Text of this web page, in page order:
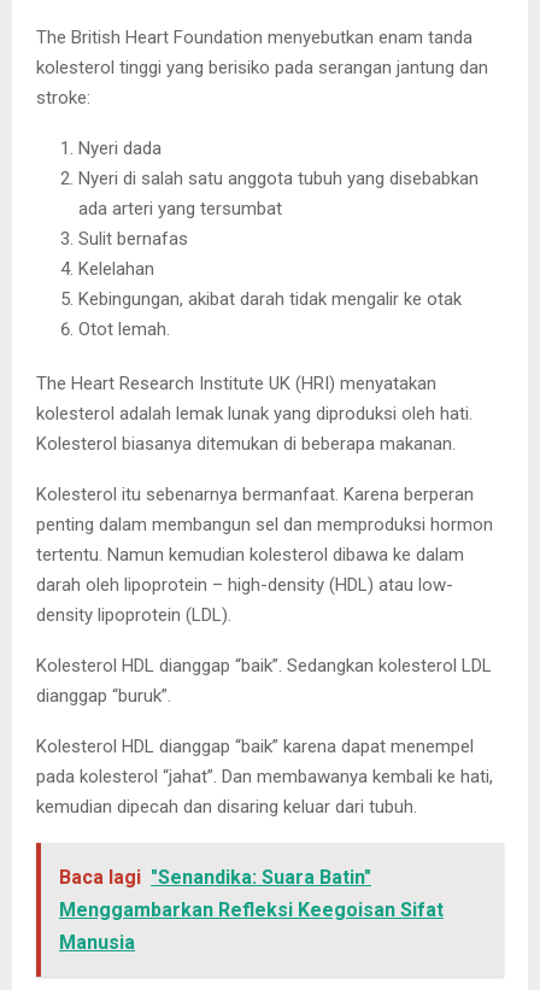
The British Heart Foundation menyebutkan enam tanda
kolesterol tinggi yang berisiko pada serangan jantung dan
stroke:
Nyeri dada
Nyeri di salah satu anggota tubuh yang disebabkan
ada arteri yang tersumbat
Sulit bernafas
Kelelahan
Kebingungan, akibat darah tidak mengalir ke otak
Otot lemah.
The Heart Research Institute UK (HRI) menyatakan
kolesterol adalah lemak lunak yang diproduksi oleh hati.
Kolesterol biasanya ditemukan di beberapa makanan.
Kolesterol itu sebenarnya bermanfaat. Karena berperan
penting dalam membangun sel dan memproduksi hormon
tertentu. Namun kemudian kolesterol dibawa ke dalam
darah oleh lipoprotein – high-density (HDL) atau low-
density lipoprotein (LDL).
Kolesterol HDL dianggap “baik”. Sedangkan kolesterol LDL
dianggap “buruk”.
Kolesterol HDL dianggap “baik” karena dapat menempel
pada kolesterol “jahat”. Dan membawanya kembali ke hati,
kemudian dipecah dan disaring keluar dari tubuh.
Baca lagi "Senandika: Suara Batin"
Menggambarkan Refleksi Keegoisan Sifat
Manusia